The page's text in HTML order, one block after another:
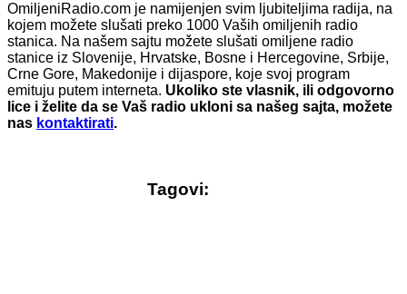
OmiljeniRadio.com je namijenjen svim ljubiteljima radija, na
kojem možete slušati preko 1000 Vaših omiljenih radio
stanica. Na našem sajtu možete slušati omiljene radio
stanice iz Slovenije, Hrvatske, Bosne i Hercegovine, Srbije,
Crne Gore, Makedonije i dijaspore, koje svoj program
emituju putem interneta. Ukoliko ste vlasnik, ili odgovorno
lice i želite da se Vaš radio ukloni sa našeg sajta, možete
nas kontaktirati.
Tagovi: